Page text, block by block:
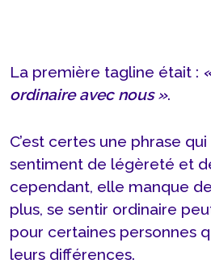
La première tagline était :
ordinaire avec nous ».
C’est certes une phrase
sentiment de légèreté et
cependant, elle manque
plus, se sentir ordinaire
pour certaines personnes
leurs différences.